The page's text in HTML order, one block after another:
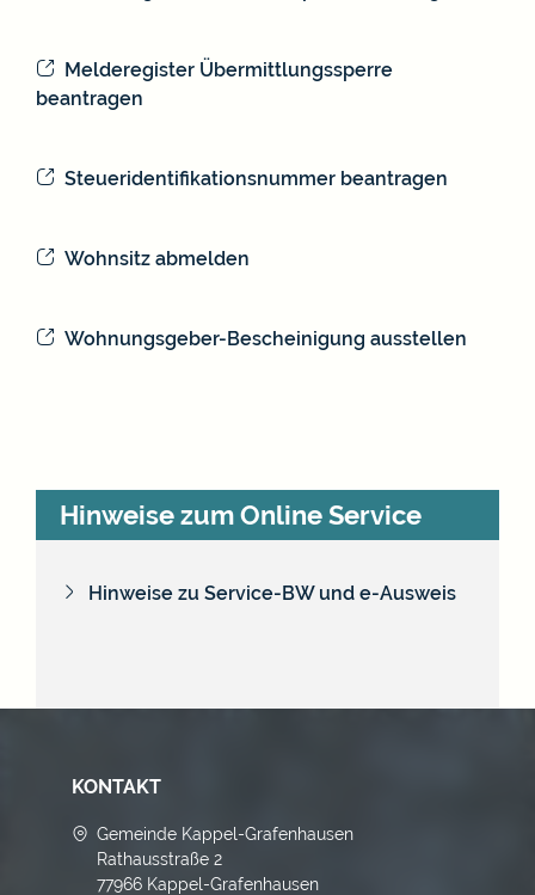
Melderegister Übermittlungssperre
beantragen
Steueridentifikationsnummer beantragen
Wohnsitz abmelden
Wohnungsgeber-Bescheinigung ausstellen
Hinweise zum Online Service
Hinweise zu Service-BW und e-Ausweis
KONTAKT
Gemeinde Kappel-Grafenhausen
Rathausstraße 2
77966 Kappel-Grafenhausen